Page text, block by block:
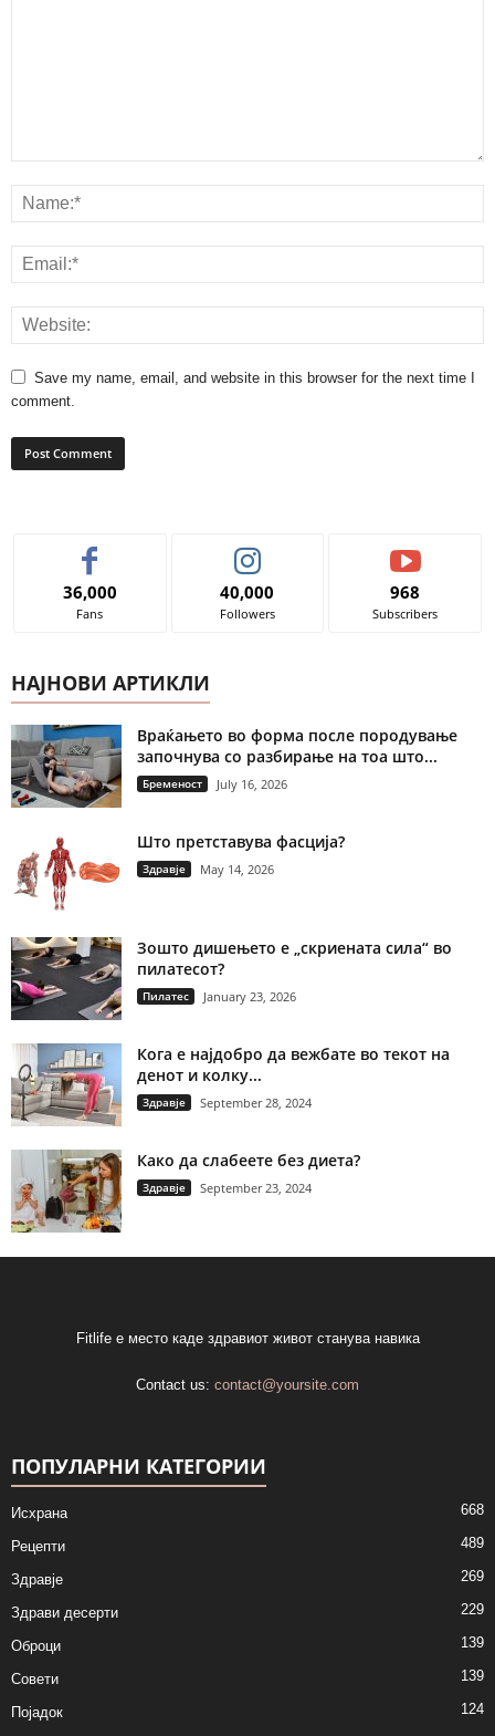
Save my name, email, and website in this browser for the next time I
comment.
36,000
Fans
40,000
Followers
968
Subscribers
НАЈНОВИ АРТИКЛИ
Враќањето во форма после породување
започнува со разбирање на тоа што...
Бременост July 16, 2026
Што претставува фасција?
Здравје May 14, 2026
Зошто дишењето е „скриената сила“ во
пилатесот?
Пилатес January 23, 2026
Кога е најдобро да вежбате во текот на
денот и колку...
Здравје September 28, 2024
Како да слабеете без диета?
Здравје September 23, 2024
Fitlife е место каде здравиот живот станува навика
Contact us: contact@yoursite.com
ПОПУЛАРНИ КАТЕГОРИИ
Исхрана 668
Рецепти 489
Здравје 269
Здрави десерти 229
Оброци 139
Совети 139
Појадок 124